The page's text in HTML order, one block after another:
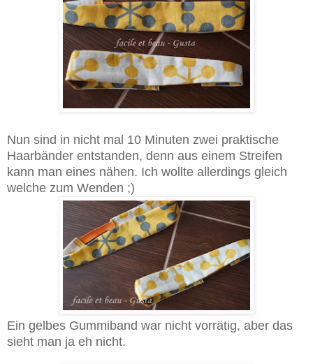
Nun sind in nicht mal 10 Minuten zwei praktische
Haarbänder entstanden, denn aus einem Streifen
kann man eines nähen. Ich wollte allerdings gleich
welche zum Wenden ;)
Ein gelbes Gummiband war nicht vorrätig, aber das
sieht man ja eh nicht.